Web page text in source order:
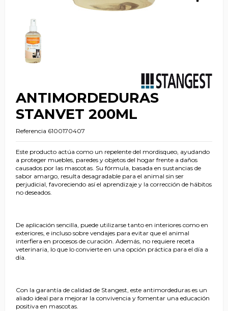
ANTIMORDEDURAS
STANVET 200ML
Referencia 6100170407
Este producto actúa como un repelente del mordisqueo, ayudando
a proteger muebles, paredes y objetos del hogar frente a daños
causados por las mascotas. Su fórmula, basada en sustancias de
sabor amargo, resulta desagradable para el animal sin ser
perjudicial, favoreciendo así el aprendizaje y la corrección de hábitos
no deseados.
De aplicación sencilla, puede utilizarse tanto en interiores como en
exteriores, e incluso sobre vendajes para evitar que el animal
interfiera en procesos de curación. Además, no requiere receta
veterinaria, lo que lo convierte en una opción práctica para el día a
día.
Con la garantía de calidad de Stangest, este antimordeduras es un
aliado ideal para mejorar la convivencia y fomentar una educación
positiva en mascotas.